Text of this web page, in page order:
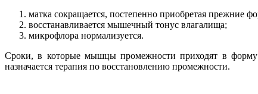
матка сокращается, постепенно приобретая прежние
восстанавливается мышечный тонус влагалища;
микрофлора нормализуется.
Сроки, в которые мышцы промежности приходят в форму
назначается терапия по восстановлению промежности.